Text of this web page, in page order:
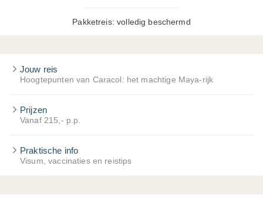
Pakketreis: volledig beschermd
Jouw reis
Hoogtepunten van Caracol: het machtige Maya-rijk
Prijzen
Vanaf 215,- p.p.
Praktische info
Visum, vaccinaties en reistips